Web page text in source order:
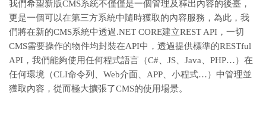
我們希望新版CMS系統不僅僅是一個管理及釋出內容的後臺，
更是一個可以在第三方系統中隨時獲取的內容服務，為此，我
們將在新的CMS系統中透過.NET CORE建立REST API，一切
CMS需要操作的物件均封裝在API中，透過提供標準的RESTful
API，我們能夠使用任何程式語言（C#、JS、Java、PHP…）在
任何環境（CLI命令列、Web介面、APP、小程式…）中管理並
獲取內容，從而極大擴張了CMS的使用場景。